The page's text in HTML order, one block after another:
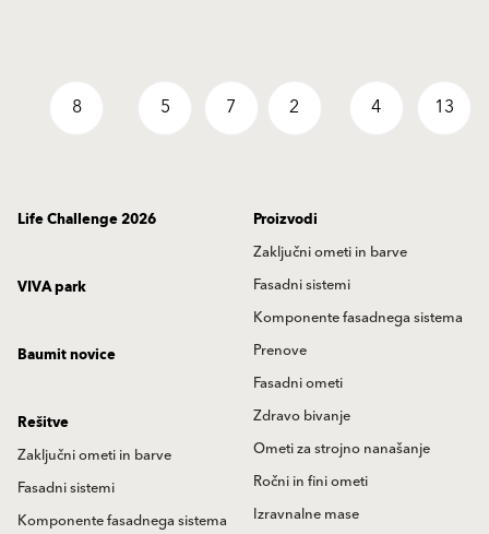
2 4
5 7
8 13
Life Challenge 2026
Proizvodi
Zaključni ometi in barve
Fasadni sistemi
Komponente fasadnega sistema
Prenove
Fasadni ometi
Zdravo bivanje
Ometi za strojno nanašanje
Ročni in fini ometi
Izravnalne mase
VIVA park
Baumit novice
Rešitve
Zaključni ometi in barve
Fasadni sistemi
Komponente fasadnega sistema